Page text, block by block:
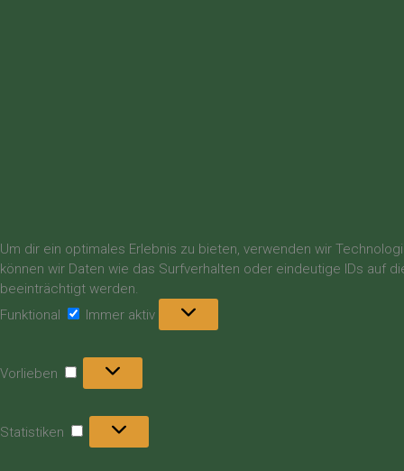
Um dir ein optimales Erlebnis zu bieten, verwenden wir
können wir Daten wie das Surfverhalten oder eindeutige IDs auf
beeinträchtigt werden.
Funktional
Funktional
Immer aktiv
Vorlieben Vorlieben
Statistiken Statistiken